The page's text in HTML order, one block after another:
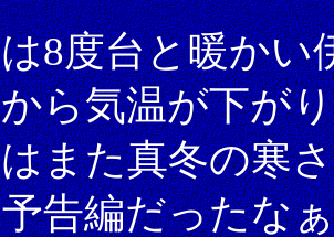
8度台と暖かい
ら気温が下が
また真冬の寒
告編だったな